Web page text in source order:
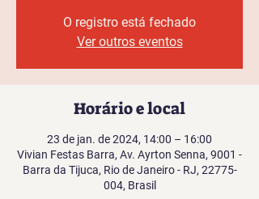
O registro está fechado
Ver outros eventos
Horário e local
23 de jan. de 2024, 14:00 – 16:00
Vivian Festas Barra, Av. Ayrton Senna, 9001 -
Barra da Tijuca, Rio de Janeiro - RJ, 22775-
004, Brasil